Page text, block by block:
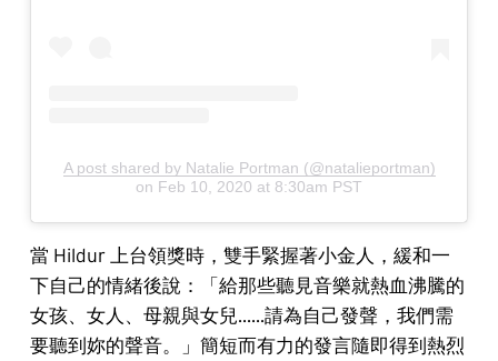
A post shared by Natalie Portman (@natalieportman)
on Feb 10, 2020 at 8:30am PST
當 Hildur 上台領獎時，雙手緊握著小金人，緩和一
下自己的情緒後說：「給那些聽見音樂就熱血沸騰的
女孩、女人、母親與女兒......請為自己發聲，我們需
要聽到妳的聲音。」簡短而有力的發言隨即得到熱烈